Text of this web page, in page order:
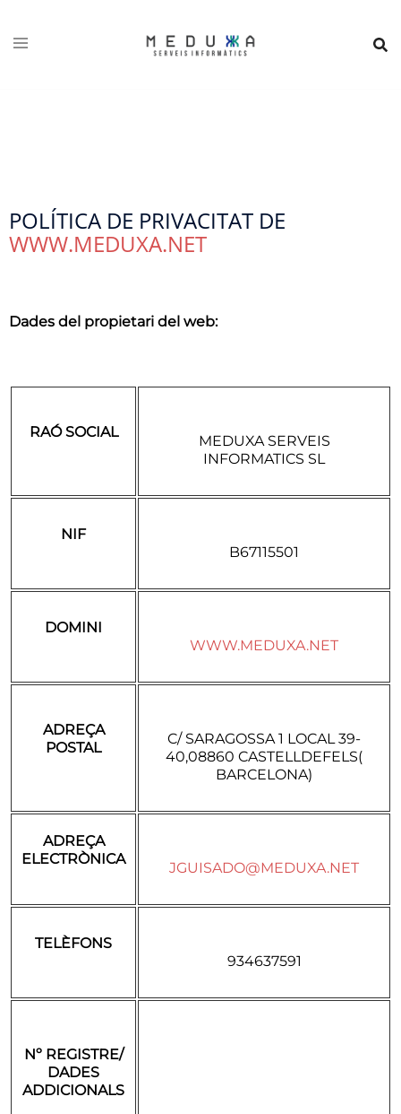
POLÍTICA DE PRIVACITAT DE
WWW.MEDUXA.NET
Dades del propietari del web:
RAÓ SOCIAL
MEDUXA SERVEIS
INFORMATICS SL
NIF
B67115501
DOMINI
WWW.MEDUXA.NET
ADREÇA
POSTAL
C/ SARAGOSSA 1 LOCAL 39-
40,08860 CASTELLDEFELS(
BARCELONA)
ADREÇA
ELECTRÒNICA
JGUISADO@MEDUXA.NET
TELÈFONS
934637591
Nº REGISTRE/
DADES
ADDICIONALS